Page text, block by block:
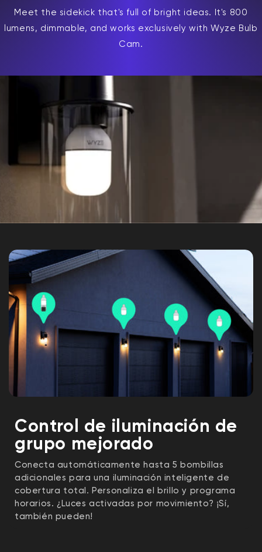
Meet the sidekick that's full of bright ideas. It's 800
lumens, dimmable, and works exclusively with Wyze Bulb
Cam.
Control de iluminación de
grupo mejorado
Conecta automáticamente hasta 5 bombillas
adicionales para una iluminación inteligente de
cobertura total. Personaliza el brillo y programa
horarios. ¿Luces activadas por movimiento? ¡Sí,
también pueden!